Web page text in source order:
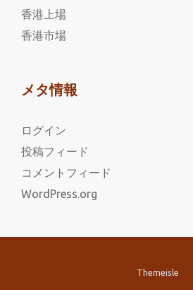
香港上場
香港市場
メタ情報
ログイン
投稿フィード
コメントフィード
WordPress.org
Themeisle